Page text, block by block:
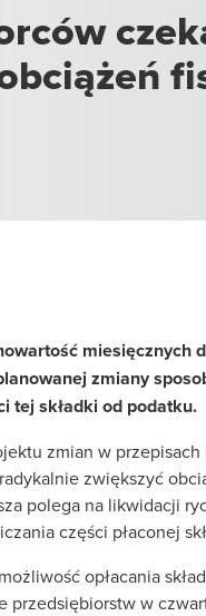
zmiany
tej składki od podatku.
zmian w
zwiększyć
polega na likwidacji
części płaconej
opłacania
w